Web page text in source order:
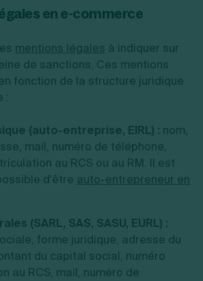
en e-commerce
mentions légales à indiquer sur
de sanctions. Ces mentions
fonction de la structure juridique
:
(auto-entreprise, EIRL) : nom,
mail, numéro de téléphone,
au RCS ou au RM. Il est
d'être auto-entrepreneur en
(SARL, SAS, SASU, EURL) :
forme juridique, adresse du
du capital social, numéro
au RCS, mail, numéro de